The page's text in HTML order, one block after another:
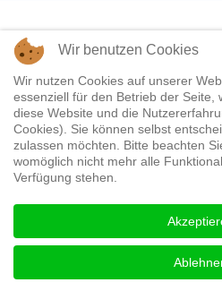
Wir benutzen Cookies
Wir nutzen Cookies auf unserer
essenziell für den Betrieb der Seite,
diese Website und die
Cookies). Sie können selbst
zulassen möchten. Bitte beachten
womöglich nicht mehr alle
Verfügung stehen.